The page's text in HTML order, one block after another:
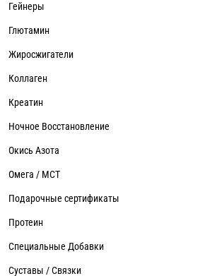
Гейнеры
Глютамин
Жиросжигатели
Коллаген
Креатин
Ночное Восстановление
Окись Азота
Омега / MCT
Подарочные сертификаты
Протеин
Специальные Добавки
Суставы / Связки